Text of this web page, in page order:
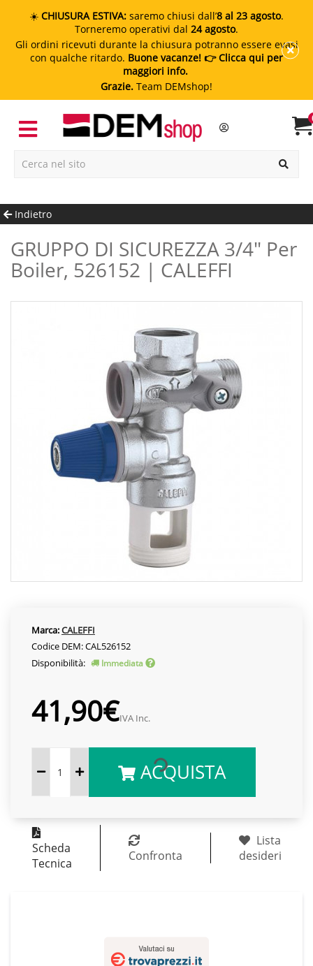
☀️ CHIUSURA ESTIVA: saremo chiusi dall’8 al 23 agosto.
Torneremo operativi dal 24 agosto.
Gli ordini ricevuti durante la chiusura potranno essere evasi
con qualche ritardo. Buone vacanze! 👉 Clicca qui per
maggiori info.
Grazie. Team DEMshop!
Indietro
GRUPPO DI SICUREZZA 3/4" Per
Boiler, 526152 | CALEFFI
Marca:CALEFFI
Codice DEM: CAL526152
Disponibilità:
Immediata
41,90€IVA Inc.
ACQUISTA
Scheda
Tecnica
Confronta
Lista
desideri